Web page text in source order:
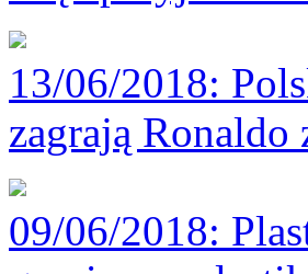
13/06/2018:
zagrają Ronaldo
09/06/2018: